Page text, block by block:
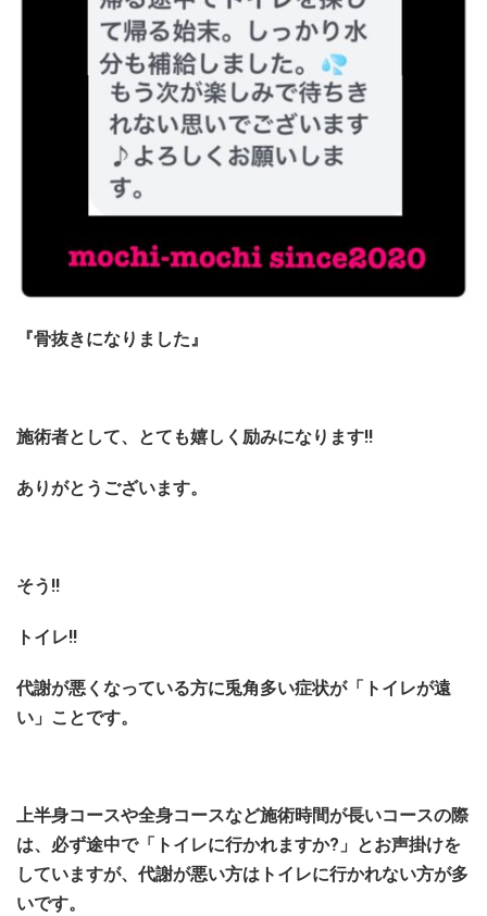
『骨抜きになりました』
施術者として、とても嬉しく励みになります!!
ありがとうございます。
そう!!
トイレ!!
代謝が悪くなっている方に兎角多い症状が「トイレが遠
い」ことです。
上半身コースや全身コースなど施術時間が長いコースの際
は、必ず途中で「トイレに行かれますか?」とお声掛けを
していますが、代謝が悪い方はトイレに行かれない方が多
いです。